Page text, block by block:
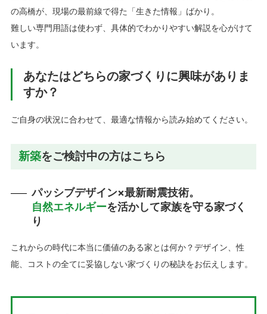
の高橋が、現場の最前線で得た「生きた情報」ばかり。
難しい専門用語は使わず、具体的でわかりやすい解説を心がけて
います。
あなたはどちらの家づくりに興味がありま
すか？
ご自身の状況に合わせて、最適な情報から読み始めてください。
新築をご検討中の方はこちら
パッシブデザイン×最新耐震技術。
自然エネルギーを活かして家族を守る家づく
り
これからの時代に本当に価値のある家とは何か？デザイン、性
能、コストの全てに妥協しない家づくりの秘訣をお伝えします。